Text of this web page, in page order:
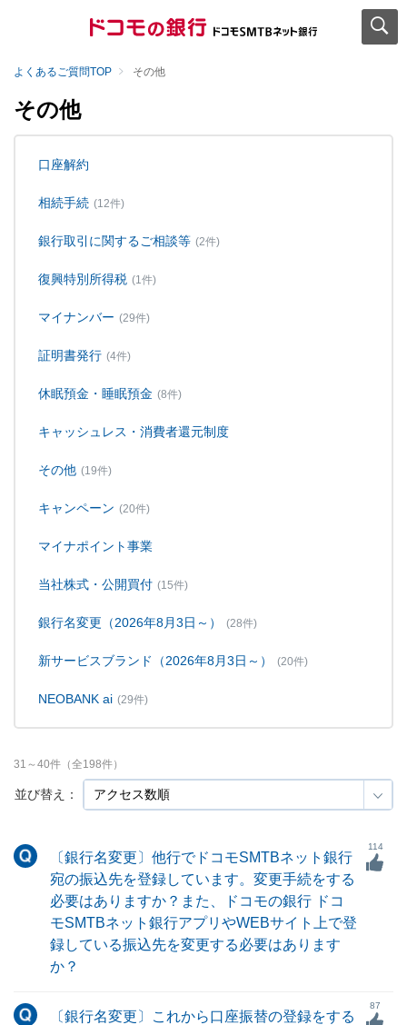
よくあるご質問TOP その他
その他
口座解約
相続手続 (12件)
銀行取引に関するご相談等 (2件)
復興特別所得税 (1件)
マイナンバー (29件)
証明書発行 (4件)
休眠預金・睡眠預金 (8件)
キャッシュレス・消費者還元制度
その他 (19件)
キャンペーン (20件)
マイナポイント事業
当社株式・公開買付 (15件)
銀行名変更（2026年8月3日～） (28件)
新サービスブランド（2026年8月3日～） (20件)
NEOBANK ai (29件)
並び替え：
31 ～40件（全198件）
〔銀行名変更〕他行でドコモSMTBネット銀行
宛の振込先を登録しています。変更手続をする
必要はありますか？また、ドコモの銀行 ドコ
モSMTBネット銀行アプリやWEBサイト上で登
録している振込先を変更する必要はあります
か？
114
〔銀行名変更〕これから口座振替の登録をする
87